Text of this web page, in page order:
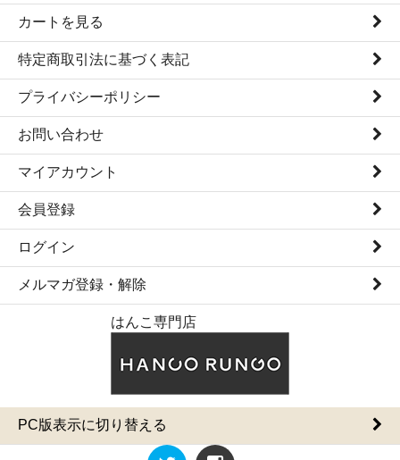
カートを見る
特定商取引法に基づく表記
プライバシーポリシー
お問い合わせ
マイアカウント
会員登録
ログイン
メルマガ登録・解除
はんこ専門店
PC版表示に切り替える